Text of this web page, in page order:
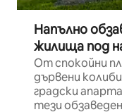
Напълно
жилища под
От спокойни
дървени
градски
тези